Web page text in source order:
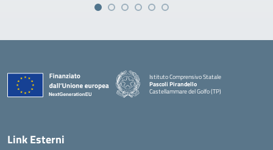
Istituto Comprensivo Statale
Pascoli Pirandello
Castellammare del Golfo (TP)
Link Esterni